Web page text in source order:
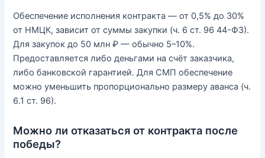
Обеспечение исполнения контракта — от 0,5% до 30%
от НМЦК, зависит от суммы закупки (ч. 6 ст. 96 44-ФЗ).
Для закупок до 50 млн ₽ — обычно 5–10%.
Предоставляется либо деньгами на счёт заказчика,
либо банковской гарантией. Для СМП обеспечение
можно уменьшить пропорционально размеру аванса (ч.
6.1 ст. 96).
Можно ли отказаться от контракта после
победы?